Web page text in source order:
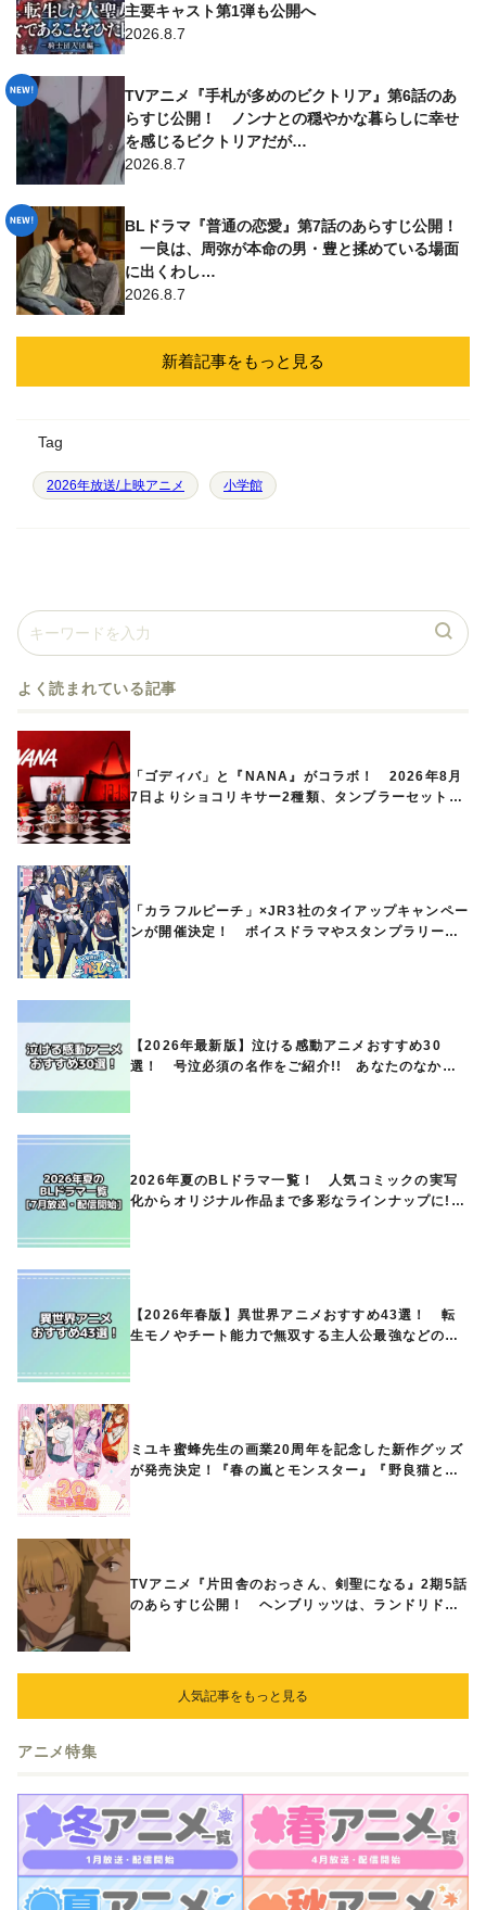
主要キャスト第1弾も公開へ
2026.8.7
TVアニメ『手札が多めのビクトリア』第6話のあ
らすじ公開！ ノンナとの穏やかな暮らしに幸せ
を感じるビクトリアだが…
2026.8.7
BLドラマ『普通の恋愛』第7話のあらすじ公開！
一良は、周弥が本命の男・豊と揉めている場面
に出くわし…
2026.8.7
新着記事をもっと見る
Tag
2026年放送/上映アニメ 小学館
よく読まれている記事
「ゴディバ」と『NANA』がコラボ！ 2026年8月
7日よりショコリキサー2種類、タンブラーセットな
「カラフルピーチ」×JR3社のタイアップキャンペー
ンが開催決定！ ボイスドラマやスタンプラリー、
【2026年最新版】泣ける感動アニメおすすめ30
選！ 号泣必須の名作をご紹介!! あなたのなかの
2026年夏のBLドラマ一覧！ 人気コミックの実写
化からオリジナル作品まで多彩なラインナップに!!
【2026年春版】異世界アニメおすすめ43選！ 転
生モノやチート能力で無双する主人公最強などの人
ミユキ蜜蜂先生の画業20周年を記念した新作グッズ
が発売決定！『春の嵐とモンスター』『野良猫と
TVアニメ『片田舎のおっさん、剣聖になる』2期5話
のあらすじ公開！ ヘンブリッツは、ランドリドに
人気記事をもっと見る
アニメ特集